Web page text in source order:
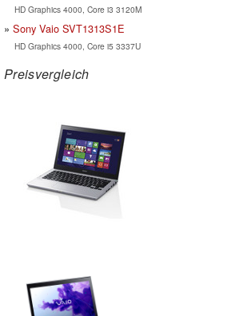
HD Graphics 4000, Core i3 3120M
Sony Vaio SVT1313S1E
HD Graphics 4000, Core i5 3337U
Preisvergleich